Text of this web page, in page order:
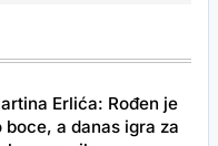
Erlića: Rođen je
boce, a danas igra za